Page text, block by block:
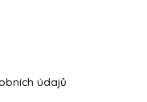
údajů